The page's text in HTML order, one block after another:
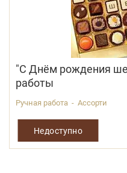
"С Днём рождения
работы
Ручная работа - Ассорти
Недоступно